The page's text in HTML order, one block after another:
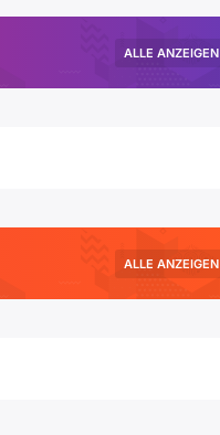
ALLE ANZEIGEN
ALLE ANZEIGEN